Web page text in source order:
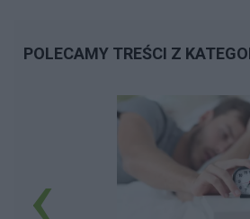
POLECAMY TREŚCI Z